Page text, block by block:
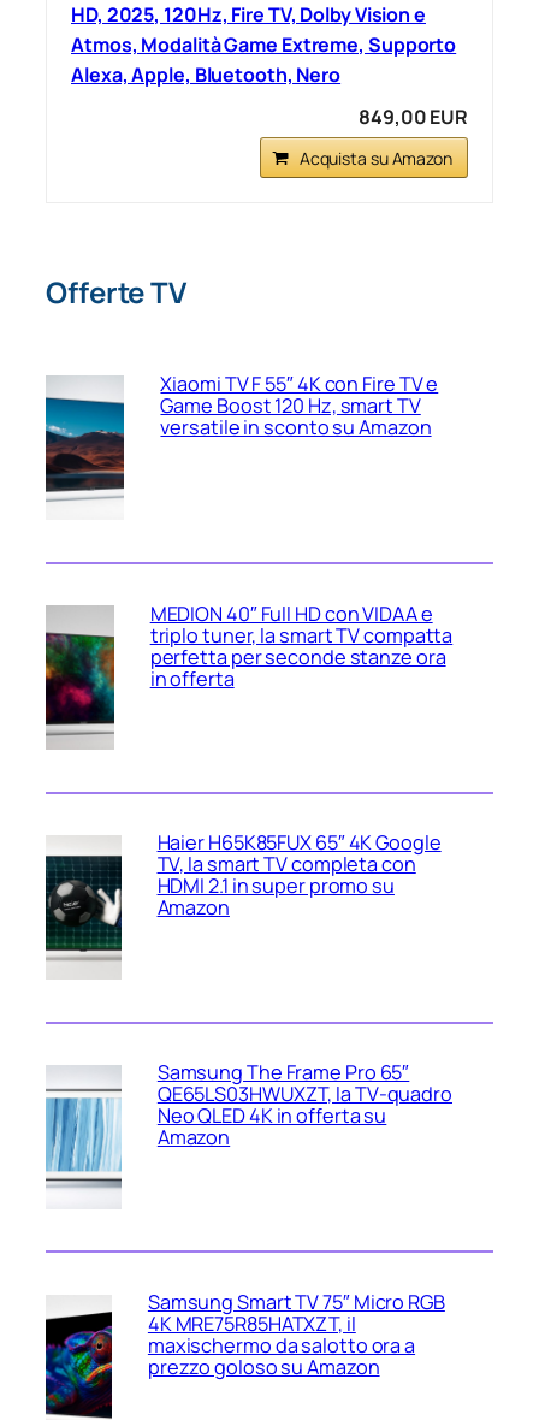
HD, 2025, 120Hz, Fire TV, Dolby Vision e
Atmos, Modalità Game Extreme, Supporto
Alexa, Apple, Bluetooth, Nero
849,00 EUR
Acquista su Amazon
Offerte TV
Xiaomi TV F 55″ 4K con Fire TV e
Game Boost 120 Hz, smart TV
versatile in sconto su Amazon
MEDION 40″ Full HD con VIDAA e
triplo tuner, la smart TV compatta
perfetta per seconde stanze ora
in offerta
Haier H65K85FUX 65″ 4K Google
TV, la smart TV completa con
HDMI 2.1 in super promo su
Amazon
Samsung The Frame Pro 65″
QE65LS03HWUXZT, la TV‑quadro
Neo QLED 4K in offerta su
Amazon
Samsung Smart TV 75″ Micro RGB
4K MRE75R85HATXZT, il
maxischermo da salotto ora a
prezzo goloso su Amazon